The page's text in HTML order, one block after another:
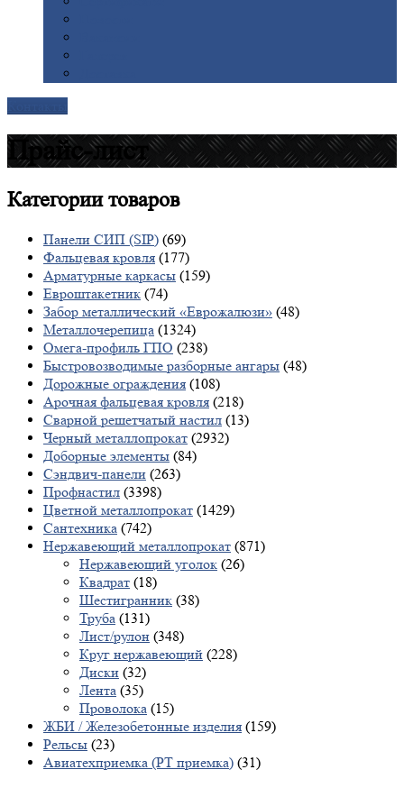
Прайс-лист
Категориитоваров
Панели СИП (SIP) (69)
Фальцевая кровля (177)
Арматурные каркасы (159)
Евроштакетник (74)
Забор металлический «Еврожалюзи» (48)
Металлочерепица (1324)
Омега-профиль ГПО (238)
Быстровозводимые разборные ангары (48)
Дорожные ограждения (108)
Арочная фальцевая кровля (218)
Сварной решетчатый настил (13)
Черный металлопрокат (2932)
Доборные элементы (84)
Сэндвич-панели (263)
Профнастил (3398)
Цветной металлопрокат (1429)
Сантехника (742)
Нержавеющий металлопрокат (871)
Нержавеющий уголок (26)
Квадрат (18)
Шестигранник (38)
Труба (131)
Лист/рулон (348)
Круг нержавеющий (228)
Диски (32)
Лента (35)
Проволока (15)
ЖБИ / Железобетонные изделия (159)
Рельсы (23)
Авиатехприемка (РТ приемка) (31)